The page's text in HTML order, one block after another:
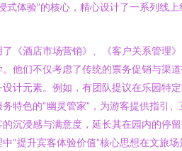
式体验”的核心，精心设计了一系列线上
《酒店市场营销》、《客户关系管理
他们不仅考虑了传统的票务促销与渠
计元素。例如，有团队提议在乐园特
特色的“幽灵管家”，为游客提供指引、
沉浸感与满意度，延长其在园内的停
“提升宾客体验价值”核心思想在文旅场